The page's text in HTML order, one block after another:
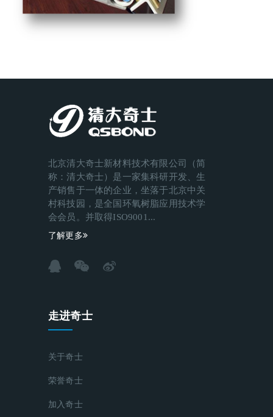
北京清大奇士新材料技术有限公司（简
称：清大奇士）是一家集科研开发、生
产销售于一体的企业，坐落于北京中关
村科技园，是全国环氧树脂应用技术学
会会员。并取得ISO9001...
了解更多
走进奇士
关于奇士
荣誉奇士
加入奇士